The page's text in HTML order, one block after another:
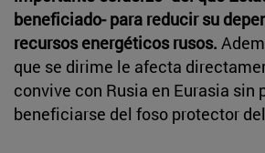
beneficiado- para reducir su
recursos energéticos rusos.
que se dirime le afecta
convive con Rusia en Eurasia sin
beneficiarse del foso protector